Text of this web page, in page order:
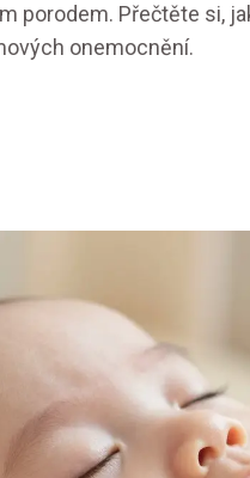
porodem. Přečtěte si,
onemocnění.